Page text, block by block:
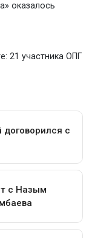
оказалось
21 участника ОПГ